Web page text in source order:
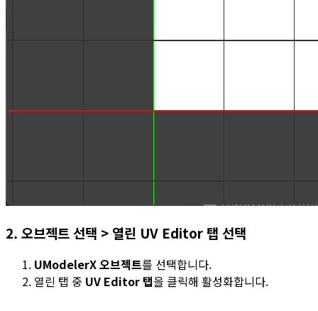
2. 오브젝트 선택 > 열린 UV Editor 탭 선택
UModelerX 오브젝트를 선택합니다.
열린 탭 중 UV Editor 탭을 클릭해 활성화합니다.